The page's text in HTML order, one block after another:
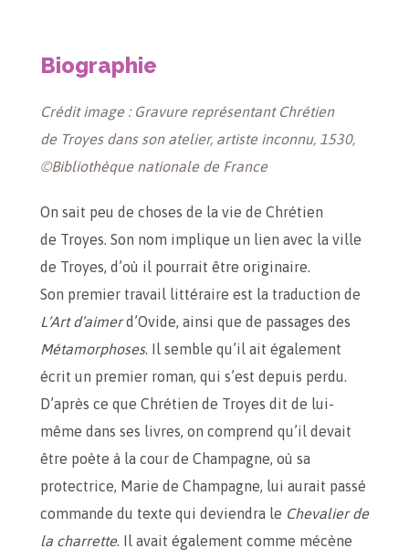
Biographie
Crédit image : Gravure représentant Chrétien
de Troyes dans son atelier, artiste inconnu, 1530,
©Bibliothèque nationale de France
On sait peu de choses de la vie de Chrétien
de Troyes. Son nom implique un lien avec la ville
de Troyes, d’où il pourrait être originaire.
Son premier travail littéraire est la traduction de
L’Art d’aimerd’Ovide, ainsi que de passages des
Métamorphoses. Il semble qu’il ait également
écrit un premier roman, qui s’est depuis perdu.
D’après ce que Chrétien de Troyes dit de lui-
même dans ses livres, on comprend qu’il devait
être poète à la cour de Champagne, où sa
protectrice, Marie de Champagne, lui aurait passé
commande du texte qui deviendra le Chevalier de
la charrette. Il avait également comme mécène